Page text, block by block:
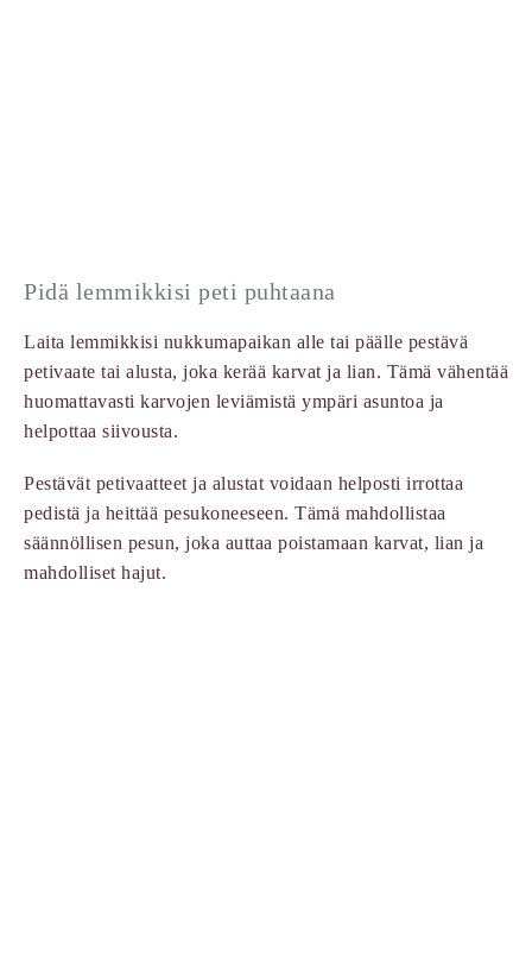
Pidä lemmikkisi peti puhtaana
Laita lemmikkisi nukkumapaikan alle tai päälle pestävä
petivaate tai alusta, joka kerää karvat ja lian. Tämä vähentää
huomattavasti karvojen leviämistä ympäri asuntoa ja
helpottaa siivousta.
Pestävät petivaatteet ja alustat voidaan helposti irrottaa
pedistä ja heittää pesukoneeseen. Tämä mahdollistaa
säännöllisen pesun, joka auttaa poistamaan karvat, lian ja
mahdolliset hajut.